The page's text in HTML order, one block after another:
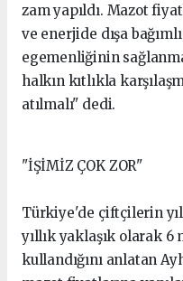
zam yapıldı. Mazot
ve enerjide dışa
egemenliğinin
halkın kıtlıkla
atılmalı" dedi.
"İŞİMİZ ÇOK ZOR"
Türkiye'de çiftçilerin
yıllık yaklaşık olarak
kullandığını anlatan